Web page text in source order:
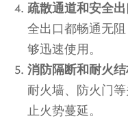
疏散通道和安全
全出口都畅通无
够迅速使用。
消防隔断和耐火
耐火墙、防火门
止火势蔓延。